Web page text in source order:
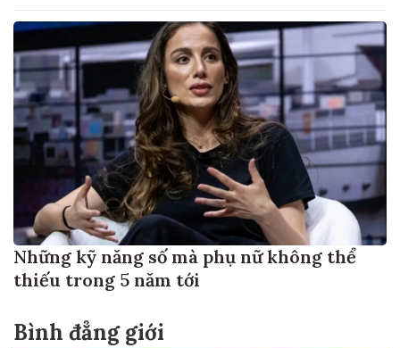
Những kỹ năng số mà phụ nữ không thể
thiếu trong 5 năm tới
Bình đẳng giới